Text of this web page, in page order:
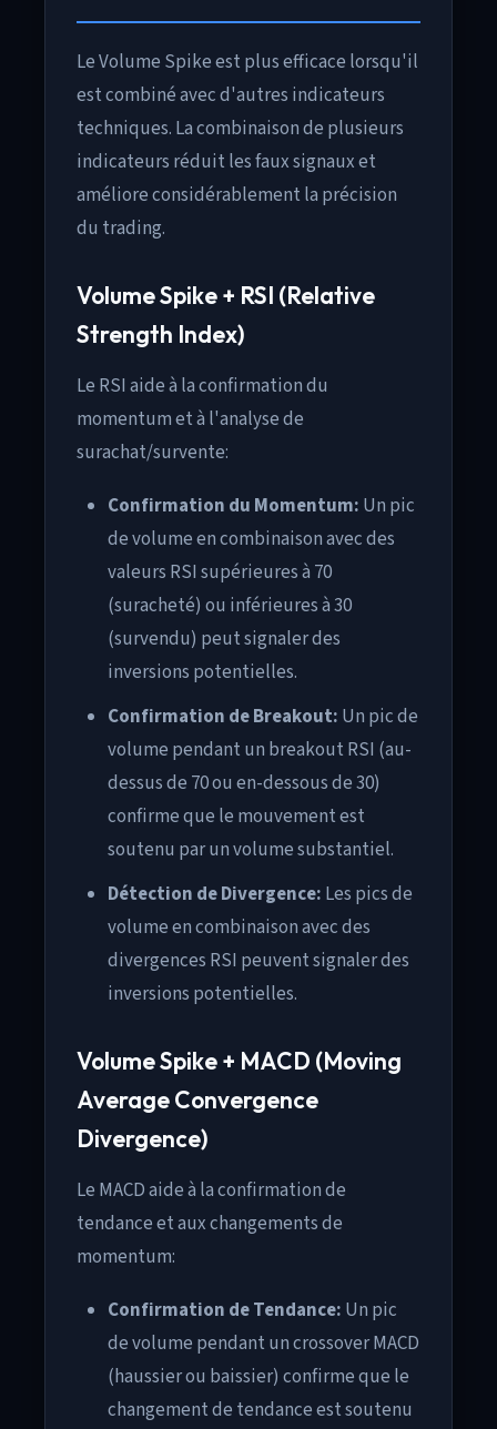
Le Volume Spike est plus efficace lorsqu'il
est combiné avec d'autres indicateurs
techniques. La combinaison de plusieurs
indicateurs réduit les faux signaux et
améliore considérablement la précision
du trading.
Volume Spike + RSI (Relative
Strength Index)
Le RSI aide à la confirmation du
momentum et à l'analyse de
surachat/survente:
Confirmation du Momentum: Un pic
de volume en combinaison avec des
valeurs RSI supérieures à 70
(suracheté) ou inférieures à 30
(survendu) peut signaler des
inversions potentielles.
Confirmation de Breakout: Un pic de
volume pendant un breakout RSI (au-
dessus de 70 ou en-dessous de 30)
confirme que le mouvement est
soutenu par un volume substantiel.
Détection de Divergence: Les pics de
volume en combinaison avec des
divergences RSI peuvent signaler des
inversions potentielles.
Volume Spike + MACD (Moving
Average Convergence
Divergence)
Le MACD aide à la confirmation de
tendance et aux changements de
momentum:
Confirmation de Tendance: Un pic
de volume pendant un crossover MACD
(haussier ou baissier) confirme que le
changement de tendance est soutenu